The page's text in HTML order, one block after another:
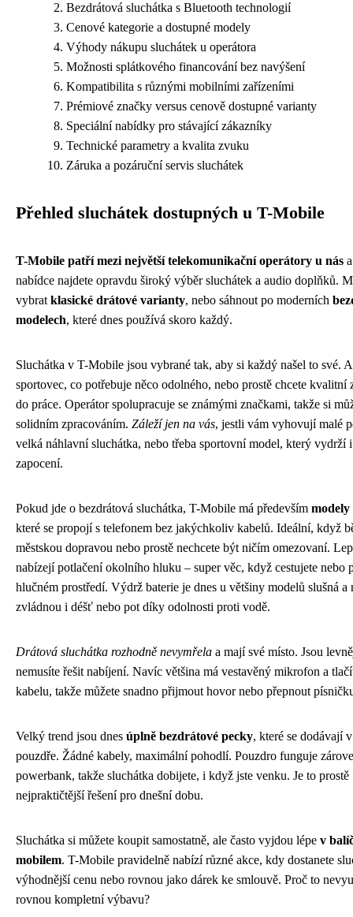
Bezdrátová sluchátka s Bluetooth technologií
Cenové kategorie a dostupné modely
Výhody nákupu sluchátek u operátora
Možnosti splátkového financování bez navýšení
Kompatibilita s různými mobilními zařízeními
Prémiové značky versus cenově dostupné varianty
Speciální nabídky pro stávající zákazníky
Technické parametry a kvalita zvuku
Záruka a pozáruční servis sluchátek
Přehled sluchátek dostupných u T-Mobile
T-Mobile patří mezi největší telekomunikační operátory u nás
nabídce najdete opravdu široký výběr sluchátek a audio doplňků.
vybrat klasické drátové varianty, nebo sáhnout po moderních
modelech, které dnes používá skoro každý.
Sluchátka v T-Mobile jsou vybrané tak, aby si každý našel to své.
sportovec, co potřebuje něco odolného, nebo prostě chcete kvalitní
do práce. Operátor spolupracuje se známými značkami, takže si
solidním zpracováním. Záleží jen na vás, jestli vám vyhovují malé
velká náhlavní sluchátka, nebo třeba sportovní model, který vydrží
zapocení.
Pokud jde o bezdrátová sluchátka, T-Mobile má především modely
které se propojí s telefonem bez jakýchkoliv kabelů. Ideální, když
městskou dopravou nebo prostě nechcete být ničím omezovaní.
nabízejí potlačení okolního hluku – super věc, když cestujete nebo
hlučném prostředí. Výdrž baterie je dnes u většiny modelů slušná a
zvládnou i déšť nebo pot díky odolnosti proti vodě.
Drátová sluchátka rozhodně nevymřela a mají své místo. Jsou
nemusíte řešit nabíjení. Navíc většina má vestavěný mikrofon a
kabelu, takže můžete snadno přijmout hovor nebo přepnout
Velký trend jsou dnes úplně bezdrátové pecky, které se dodávají
pouzdře. Žádné kabely, maximální pohodlí. Pouzdro funguje
powerbank, takže sluchátka dobijete, i když jste venku. Je to prostě
nejpraktičtější řešení pro dnešní dobu.
Sluchátka si můžete koupit samostatně, ale často vyjdou lépe v
mobilem. T-Mobile pravidelně nabízí různé akce, kdy dostanete
výhodnější cenu nebo rovnou jako dárek ke smlouvě. Proč to
rovnou kompletní výbavu?